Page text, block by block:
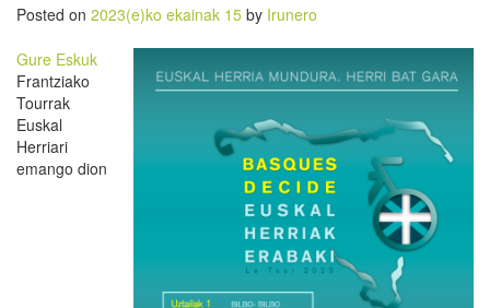
Posted on 2023(e)ko ekainak 15 by Irunero
Gure Eskuk
Frantziako
Tourrak
Euskal
Herriari
emango dion